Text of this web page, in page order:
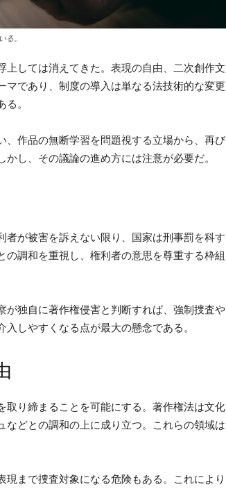
る。
しては消えてきた。表現の自由、二次創作文
であり、制度の導入は単なる法技術的な変更
。
作品の無断学習を問題視する立場から、再び
し、その議論の進め方には注意が必要だ。
が被害を訴えない限り、国家は刑事罰を科す
調和を重視し、権利者の意思を尊重する枠組
独自に著作権侵害と判断すれば、強制捜査や
しやすくなる点が最大の懸念である。
り締まることを可能にする。著作権法は文化
どとの調和の上に成り立つ。これらの領域は
まで捜査対象になる危険もある。これにより